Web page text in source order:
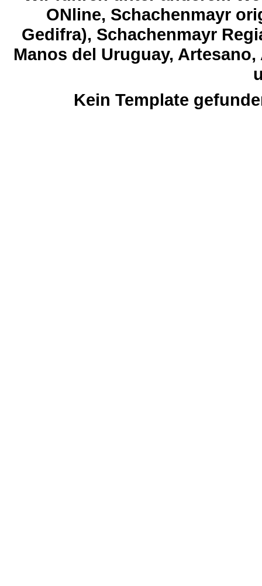
ONline, Schachenmayr
Gedifra), Schachenmayr
Manos del Uruguay,
Kein Template